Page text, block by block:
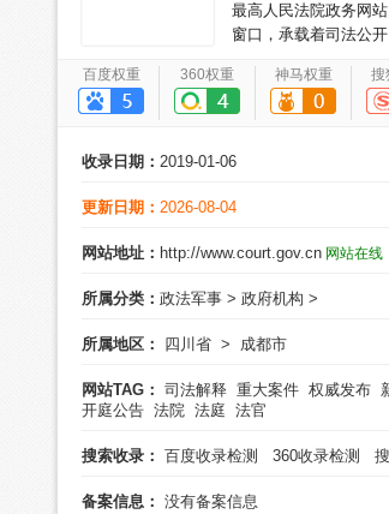
最高人民法院政务网
窗口，承载着司法公
百度权重 360权重 神马权重 搜
收录日期： 2019-01-06
更新日期： 2026-08-04
网站地址： http://www.court.gov.cn 网站在线
所属分类： 政法军事 > 政府机构 >
所属地区： 四川省 > 成都市
网站TAG： 司法解释 重大案件 权威发布
开庭公告 法院 法庭 法官
搜索收录： 百度收录检测 360收录检测
备案信息： 没有备案信息